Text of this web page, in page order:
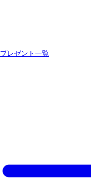
プレゼント一覧